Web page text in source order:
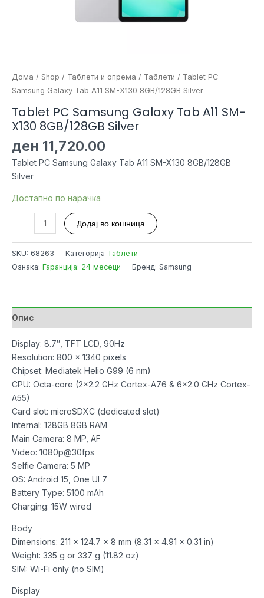
Дома / Shop / Таблети и опрема / Таблети / Tablet PC
Samsung Galaxy Tab A11 SM-X130 8GB/128GB Silver
Tablet PC Samsung Galaxy Tab A11 SM-
X130 8GB/128GB Silver
ден 11,720.00
Tablet PC Samsung Galaxy Tab A11 SM-X130 8GB/128GB
Silver
Достапно по нарачка
Samsung
X130
8GB/128GB
Silver
количина
Додај во кошница
SKU: 68263 Категорија Таблети
Ознака: Гаранција: 24 месеци Бренд: Samsung
Опис
Display: 8.7″, TFT LCD, 90Hz
Resolution: 800 x 1340 pixels
Chipset: Mediatek Helio G99 (6 nm)
CPU: Octa-core (2×2.2 GHz Cortex-A76 & 6×2.0 GHz Cortex-
A55)
Card slot: microSDXC (dedicated slot)
Internal: 128GB 8GB RAM
Main Camera: 8 MP, AF
Video: 1080p@30fps
Selfie Camera: 5 MP
OS: Android 15, One UI 7
Battery Type: 5100 mAh
Charging: 15W wired
Body
Dimensions: 211 x 124.7 x 8 mm (8.31 x 4.91 x 0.31 in)
Weight: 335 g or 337 g (11.82 oz)
SIM: Wi-Fi only (no SIM)
Display